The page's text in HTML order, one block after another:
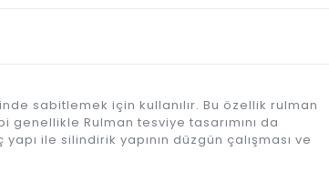
sabitlemek için kullanılır. Bu özellik rulman
genellikle Rulman tesviye tasarımını da
ile silindirik yapının düzgün çalışması ve